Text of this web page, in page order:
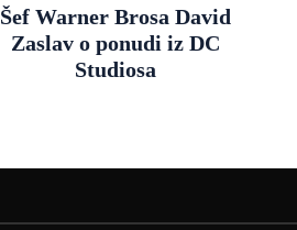
Šef Warner Brosa David
Zaslav o ponudi iz DC
Studiosa